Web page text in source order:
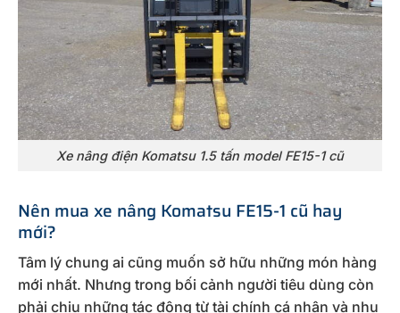
Xe nâng điện Komatsu 1.5 tấn model FE15-1 cũ
Nên mua xe nâng Komatsu FE15-1 cũ hay
mới?
Tâm lý chung ai cũng muốn sở hữu những món hàng
mới nhất. Nhưng trong bối cảnh người tiêu dùng còn
phải chịu những tác động từ tài chính cá nhân và nhu